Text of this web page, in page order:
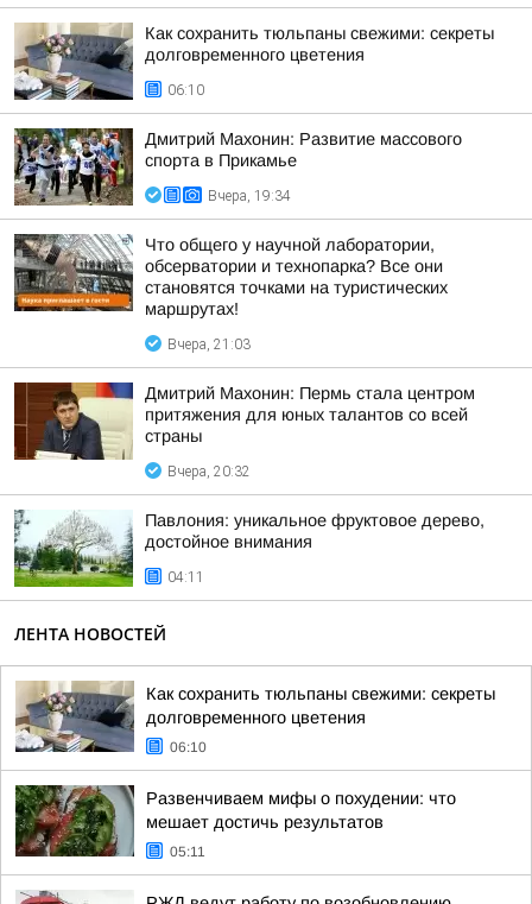
Как сохранить тюльпаны свежими: секреты
долговременного цветения
06:10
Дмитрий Махонин: Развитие массового
спорта в Прикамье
Вчера, 19:34
Что общего у научной лаборатории,
обсерватории и технопарка? Все они
становятся точками на туристических
маршрутах!
Вчера, 21:03
Дмитрий Махонин: Пермь стала центром
притяжения для юных талантов со всей
страны
Вчера, 20:32
Павлония: уникальное фруктовое дерево,
достойное внимания
04:11
ЛЕНТА НОВОСТЕЙ
Как сохранить тюльпаны свежими: секреты
долговременного цветения
06:10
Развенчиваем мифы о похудении: что
мешает достичь результатов
05:11